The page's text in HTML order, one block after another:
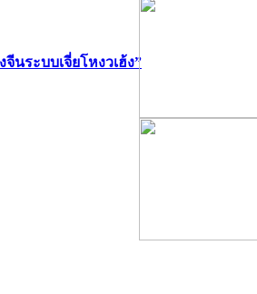
นระบบเจี่ยโหงวเฮ้ง”